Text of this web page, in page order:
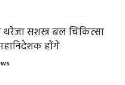
सशस्त्र बल चिकित्सा
होंगे